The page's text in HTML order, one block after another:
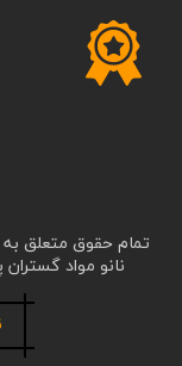
تمام حقوق متعلق
نانو مواد